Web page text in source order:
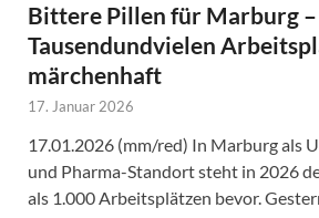
Bittere Pillen für Marburg
Tausendundvielen
märchenhaft
17. Januar 2026
17.01.2026 (mm/red) In Marburg als
und Pharma-Standort steht in 2026
als 1.000 Arbeitsplätzen bevor.